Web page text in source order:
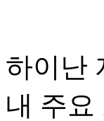
하이난
내 주요